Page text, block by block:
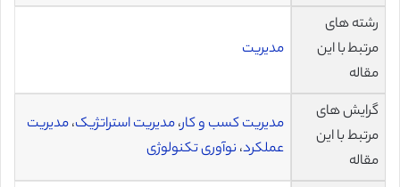
رشته های
مرتبط با این
مقاله
مدیریت
گرایش های
مرتبط با این
مقاله
مدیریت کسب و کار،مدیریت استراتژیک،مدیریت
عملکرد،نوآوری تکنولوژی